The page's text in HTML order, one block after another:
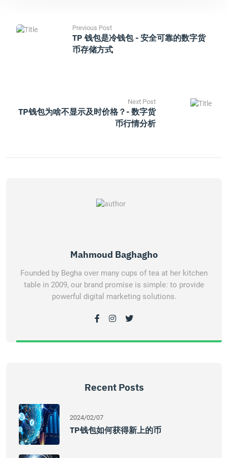
Previous Post
TP 钱包是冷钱包 - 安全可靠的数字货
币存储方式
Next Post
TP钱包为啥不显示及时价格？- 数字货
币行情分析
Mahmoud Baghagho
Founded by Begha over many cups of tea at her kitchen
table in 2009, our brand promise is simple: to provide
powerful digital marketing solutions.
Recent Posts
2024/02/07
TP钱包如何获得新上的币